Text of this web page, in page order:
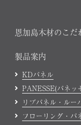
恩加島木材のこだ
製品案内
KDパネル
PANESSE(パネッ
リブパネル・ルー
フローリング・パ